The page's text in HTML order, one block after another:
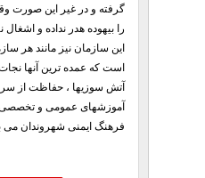
گرفته و در غیر این صورت
را بیهوده هدر نداده و اشغال
این سازمان نیز مانند هر
است که عمده ترین آنها
آتش سوزیها ، حفاظت از
آموزشهای عمومی و
فرهنگ ایمنی شهروندان می